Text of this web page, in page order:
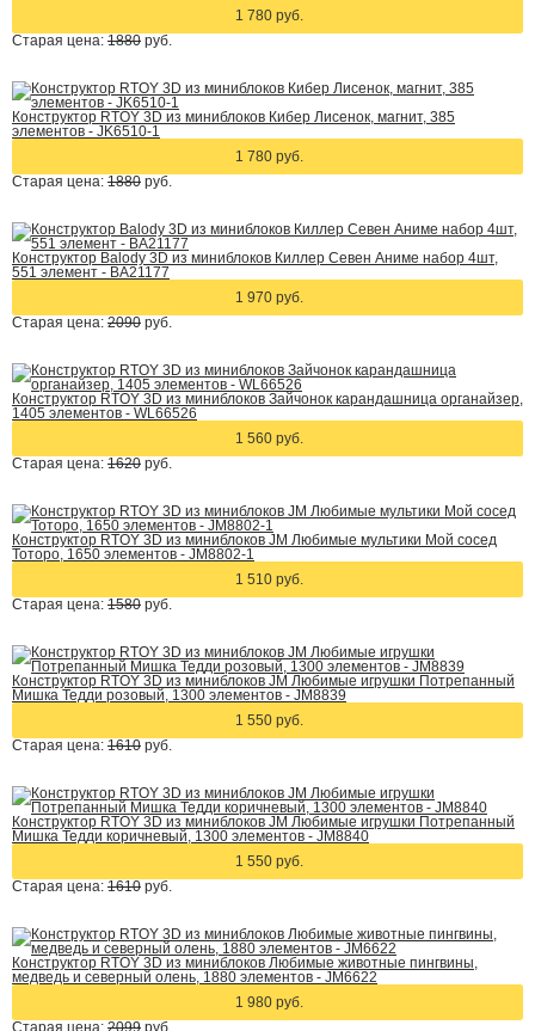
1 780 руб.
Старая цена: 1880 руб.
Конструктор RTOY 3D из миниблоков Кибер Лисенок, магнит, 385
элементов - JK6510-1
1 780 руб.
Старая цена: 1880 руб.
Конструктор Balody 3D из миниблоков Киллер Севен Аниме набор 4шт,
551 элемент - BA21177
1 970 руб.
Старая цена: 2090 руб.
Конструктор RTOY 3D из миниблоков Зайчонок карандашница органайзер,
1405 элементов - WL66526
1 560 руб.
Старая цена: 1620 руб.
Конструктор RTOY 3D из миниблоков JM Любимые мультики Мой сосед
Тоторо, 1650 элементов - JM8802-1
1 510 руб.
Старая цена: 1580 руб.
Конструктор RTOY 3D из миниблоков JM Любимые игрушки Потрепанный
Мишка Тедди розовый, 1300 элементов - JM8839
1 550 руб.
Старая цена: 1610 руб.
Конструктор RTOY 3D из миниблоков JM Любимые игрушки Потрепанный
Мишка Тедди коричневый, 1300 элементов - JM8840
1 550 руб.
Старая цена: 1610 руб.
Конструктор RTOY 3D из миниблоков Любимые животные пингвины,
медведь и северный олень, 1880 элементов - JM6622
1 980 руб.
Старая цена: 2099 руб.